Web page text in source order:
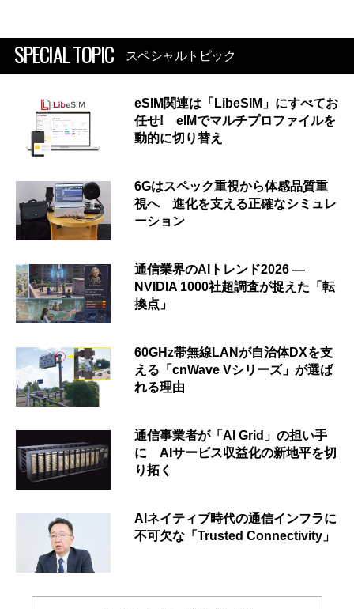
SPECIAL TOPIC スペシャルトピック
eSIM関連は「LibeSIM」にすべてお
任せ! eIMでマルチプロファイルを
動的に切り替え
6Gはスペック重視から体感品質重
視へ 進化を支える正確なシミュレ
ーション
通信業界のAIトレンド2026 ―
NVIDIA 1000社超調査が捉えた「転
換点」
60GHz帯無線LANが自治体DXを支
える「cnWave Vシリーズ」が選ば
れる理由
通信事業者が「AI Grid」の担い手
に AIサービス収益化の新地平を切
り拓く
AIネイティブ時代の通信インフラに
不可欠な「Trusted Connectivity」